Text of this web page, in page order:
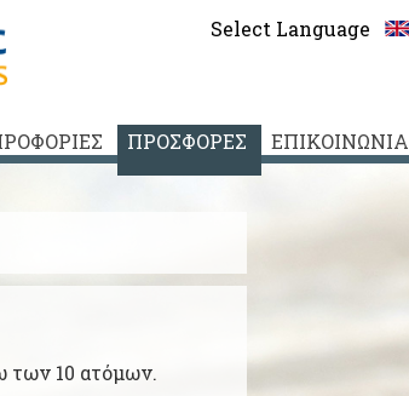
ΠΡΟΣΦΟΡΕΣ ΕΠΙΚΟΙΝΩΝΙΑ
Select Language
των 10 ατόμων.